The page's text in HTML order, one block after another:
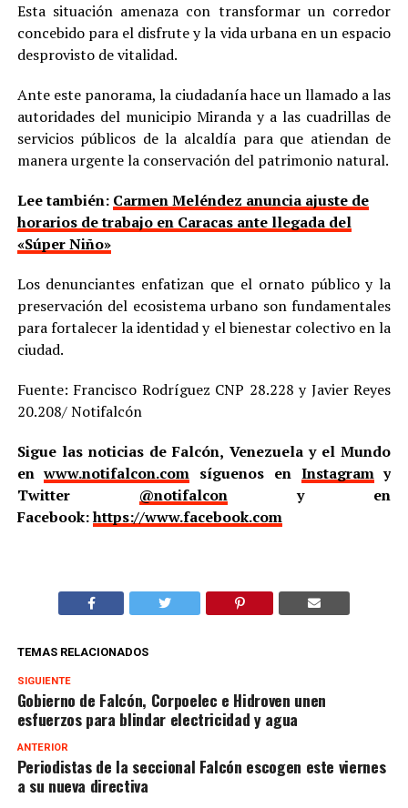
Esta situación amenaza con transformar un corredor
concebido para el disfrute y la vida urbana en un espacio
desprovisto de vitalidad.
Ante este panorama, la ciudadanía hace un llamado a las
autoridades del municipio Miranda y a las cuadrillas de
servicios públicos de la alcaldía para que atiendan de
manera urgente la conservación del patrimonio natural.
Lee también: Carmen Meléndez anuncia ajuste de
horarios de trabajo en Caracas ante llegada del
«Súper Niño»
Los denunciantes enfatizan que el ornato público y la
preservación del ecosistema urbano son fundamentales
para fortalecer la identidad y el bienestar colectivo en la
ciudad.
Fuente: Francisco Rodríguez CNP 28.228 y Javier Reyes
20.208/ Notifalcón
Sigue las noticias de Falcón, Venezuela y el Mundo
enwww.notifalcon.com síguenos en Instagramy
Twitter @notifalcony en
Facebook:https://www.facebook.com
TEMAS RELACIONADOS
SIGUIENTE
Gobierno de Falcón, Corpoelec e Hidroven unen
esfuerzos para blindar electricidad y agua
ANTERIOR
Periodistas de la seccional Falcón escogen este viernes
a su nueva directiva